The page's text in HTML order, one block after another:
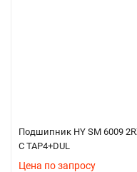
Подшипник HY SM 6009
C TAP4+DUL
Цена по запросу